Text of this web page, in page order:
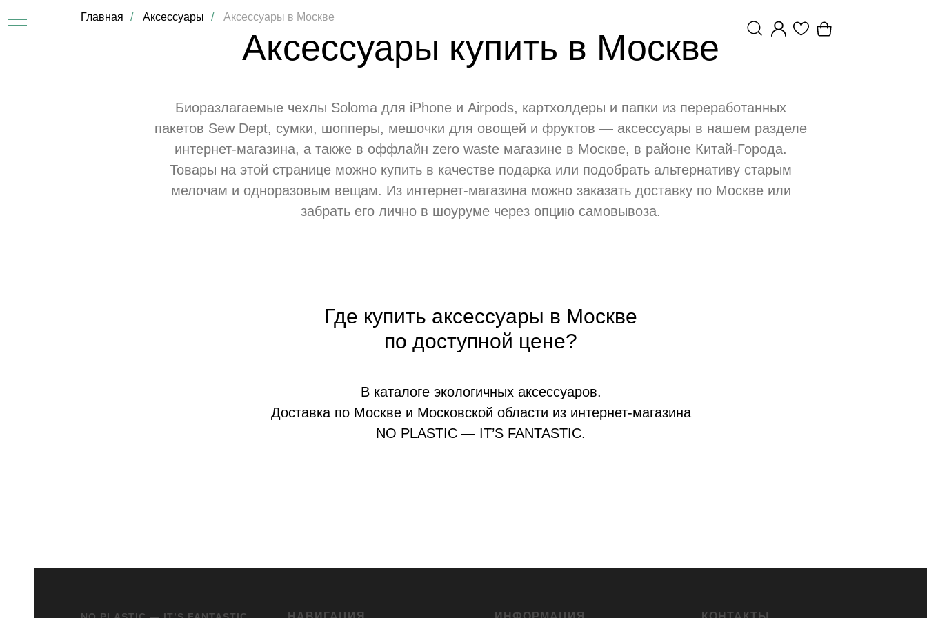
Главная / Аксессуары / Аксессуары в Москве
Аксессуары купить в Москве
Биоразлагаемые чехлы Soloma для iPhone и Airpods, картхолдеры и папки из переработанных
пакетов Sew Dept, сумки, шопперы, мешочки для овощей и фруктов — аксессуары в нашем разделе
интернет-магазина, а также в оффлайн zero waste магазине в Москве, в районе Китай-Города.
Товары на этой странице можно купить в качестве подарка или подобрать альтернативу старым
мелочам и одноразовым вещам. Из интернет-магазина можно заказать доставку по Москве или
забрать его лично в шоуруме через опцию самовывоза.
Где купить аксессуары в Москве
по доступной цене?
В каталоге экологичных аксессуаров.
Доставка по Москве и Московской области из интернет-магазина
NO PLASTIC — IT’S FANTASTIC.